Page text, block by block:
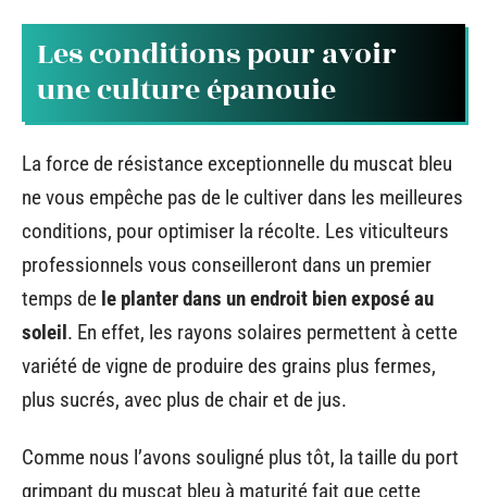
Les conditions pour avoir
une culture épanouie
La force de résistance exceptionnelle du muscat bleu
ne vous empêche pas de le cultiver dans les meilleures
conditions, pour optimiser la récolte. Les viticulteurs
professionnels vous conseilleront dans un premier
temps de le planter dans un endroit bien exposé au
soleil. En effet, les rayons solaires permettent à cette
variété de vigne de produire des grains plus fermes,
plus sucrés, avec plus de chair et de jus.
Comme nous l’avons souligné plus tôt, la taille du port
grimpant du muscat bleu à maturité fait que cette